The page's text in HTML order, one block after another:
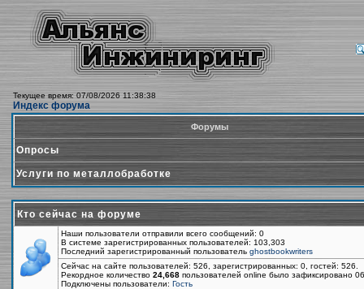
Текущее время: 07/08/2026 11:38:38
Индекс форума
Форумы
Опросы
Услуги по металлобработке
Кто сейчас на форуме
Наши пользователи отправили всего сообщений: 0
В системе зарегистрированных пользователей: 103,303
Последний зарегистрированный пользователь ghostbookwriters
Сейчас на сайте пользователей: 526, зарегистрированных: 0, гостей:
Рекордное количество 24,668 пользователей online было зафиксировано
Подключены пользователи: Гость